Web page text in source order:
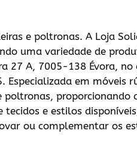
e poltronas. A Loja
uma variedade de
27 A, 7005-138 Évora,
Especializada em móveis
proporcionando
tecidos e estilos
ou complementar os